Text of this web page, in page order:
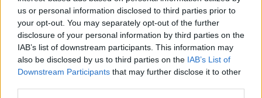
us or personal information disclosed to third parties prior to
your opt-out. You may separately opt-out of the further
disclosure of your personal information by third parties on the
IAB’s list of downstream participants. This information may
also be disclosed by us to third parties on the IAB’s List of
Downstream Participants that may further disclose it to other
La resposta sexual de moltes persones amb vulva acostuma a
requerir temps, calma i una excitació progressiva. Pot ser útil
donar-te espai per explorar sense pressa, acariciar-te suaument,
concentrar-te en les sensacions i no sentir que has d'arribar
ràpidament a cap lloc. També pot ajudar comunicar-li a l'altra